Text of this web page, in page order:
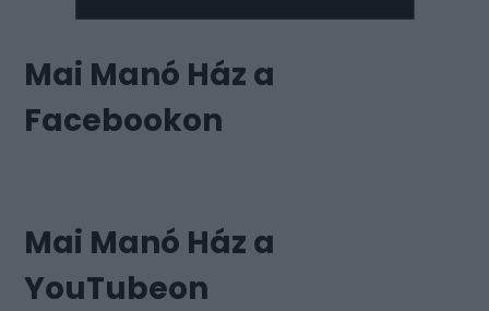
Mai Manó Ház a
Facebookon
Mai Manó Ház a
YouTubeon